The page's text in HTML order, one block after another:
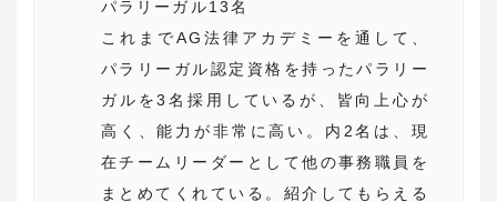
パラリーガル13名
これまでAG法律アカデミーを通して、
パラリーガル認定資格を持ったパラリー
ガルを3名採用しているが、皆向上心が
高く、能力が非常に高い。内2名は、現
在チームリーダーとして他の事務職員を
まとめてくれている。紹介してもらえる